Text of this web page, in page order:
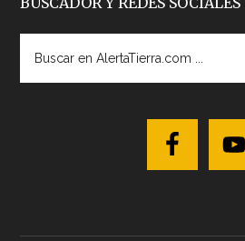
AlertaTierra.com